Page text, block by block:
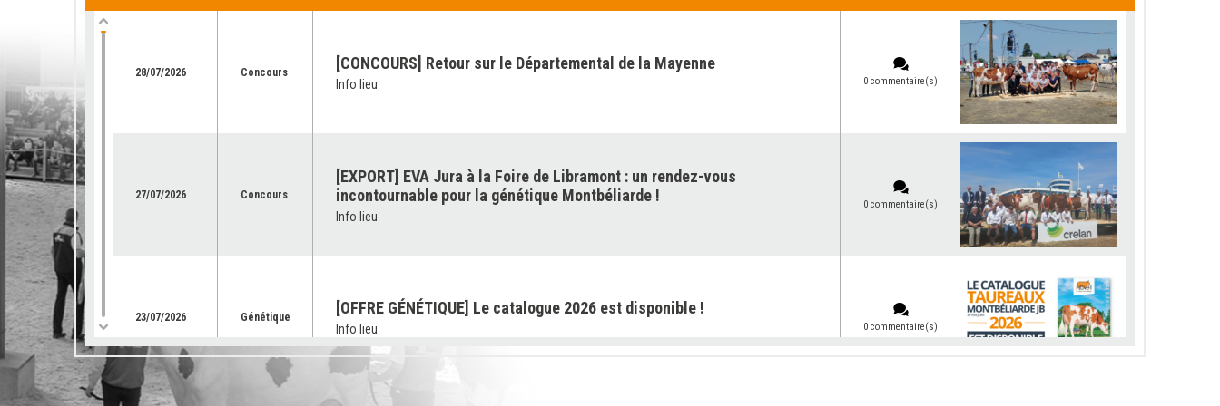
28/07/2026 Concours [CONCOURS] Retour sur le Départemental de la Mayenne
Info lieu 0 commentaire(s)
27/07/2026 Concours
[EXPORT] EVA Jura à la Foire de Libramont : un rendez-vous
incontournable pour la génétique Montbéliarde !
Info lieu
0 commentaire(s)
23/07/2026 Génétique [OFFRE GÉNÉTIQUE] Le catalogue 2026 est disponible !
Info lieu 0 commentaire(s)